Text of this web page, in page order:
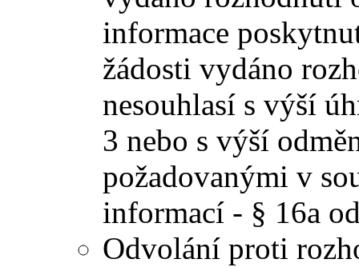
informace
žádosti vydáno
nesouhlasí s výší
3 nebo s výší
požadovanými v
informací - § 16a
Odvolání proti